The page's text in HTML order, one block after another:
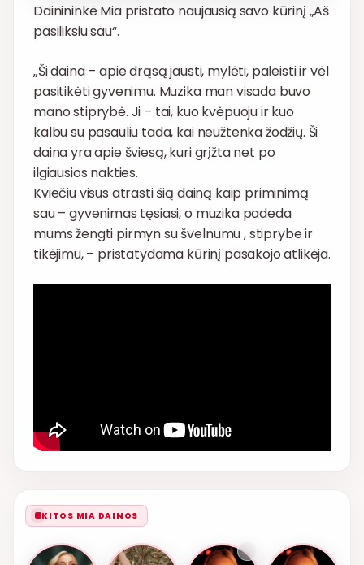
Dainininkė Mia pristato naujausią savo kūrinį „Aš
pasiliksiu sau“.
„Ši daina – apie drąsą jausti, mylėti, paleisti ir vėl
pasitikėti gyvenimu. Muzika man visada buvo
mano stiprybė. Ji – tai, kuo kvėpuoju ir kuo
kalbu su pasauliu tada, kai neužtenka žodžių. Ši
daina yra apie šviesą, kuri grįžta net po
ilgiausios nakties.
Kviečiu visus atrasti šią dainą kaip priminimą
sau – gyvenimas tęsiasi, o muzika padeda
mums žengti pirmyn su švelnumu , stiprybe ir
tikėjimu, – pristatydama kūrinį pasakojo atlikėja.
KITOS MIA DAINOS